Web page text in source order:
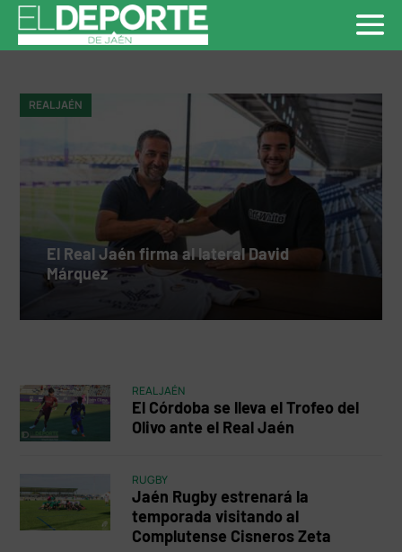
REAL JAÉN
El Real Jaén firma al lateral David
Márquez
REAL JAÉN
El Córdoba se lleva el Trofeo del
Olivo ante el Real Jaén
RUGBY
Jaén Rugby estrenará la
temporada visitando al
Complutense Cisneros Zeta